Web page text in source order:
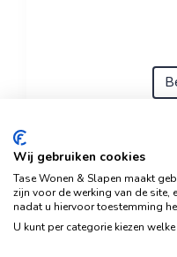
Hoekbank
rechts
Hoekbanken
Wij gebruiken cookies
Tase Wonen & Slapen maakt
zijn voor de werking van de site,
nadat u hiervoor toestemming
U kunt per categorie kiezen